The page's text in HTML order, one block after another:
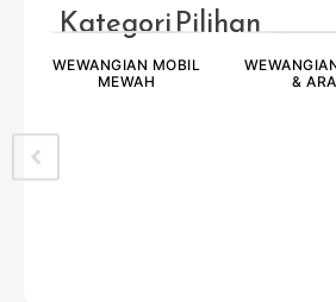
Kategori Pilihan
WEWANGIAN MOBIL
MEWAH
&